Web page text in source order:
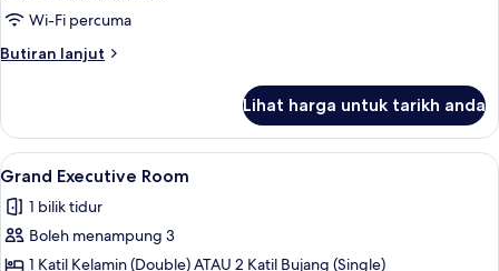
Double
Room
Wi-Fi percuma
Butiran lanjut
Butiran
Double
Room
Lihat harga untuk tarikh anda
Lihat
semua
foto
untuk
Grand Executive Room | Peti besi
15
Grand Executive Room
1 bilik tidur
Boleh menampung 3
1 Katil Kelamin (Double) ATAU 2 Katil Bujang (Single)